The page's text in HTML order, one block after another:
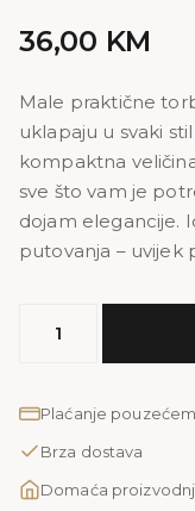
36,00 KM
Male praktične
uklapaju u svaki
kompaktna
sve što vam je
dojam elegancije.
putovanja – uvijek
UNA
količina
Plaćanje pouzećem
Brza dostava
Domaća